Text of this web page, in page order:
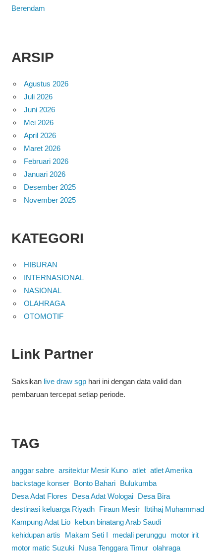
Berendam
ARSIP
Agustus 2026
Juli 2026
Juni 2026
Mei 2026
April 2026
Maret 2026
Februari 2026
Januari 2026
Desember 2025
November 2025
KATEGORI
HIBURAN
INTERNASIONAL
NASIONAL
OLAHRAGA
OTOMOTIF
Link Partner
Saksikan live draw sgphari ini dengan data valid dan
pembaruan tercepat setiap periode.
TAG
anggar sabre arsitektur Mesir Kuno atlet atlet Amerika
backstage konser
Bonto Bahari
Bulukumba
Desa Adat Flores
Desa Adat Wologai
Desa Bira
destinasi keluarga Riyadh
Firaun Mesir
Ibtihaj Muhammad
Kampung Adat Lio
kebun binatang Arab Saudi
kehidupan artis
Makam Seti I medali perunggu
motor irit
motor matic Suzuki
Nusa Tenggara Timur olahraga